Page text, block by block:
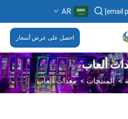
AR
احصل على عرض أسعار
ألعاب
>المنتجات >معدات ألعاب